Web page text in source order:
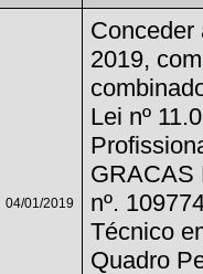
04/01/2019
Conceder
2019,
Lei nº
GRACAS
nº.
Técnico
Quadro